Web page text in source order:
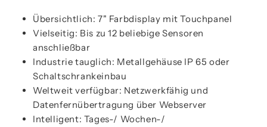
Übersichtlich: 7" Farbdisplay mit Touchpanel
Vielseitig: Bis zu 12 beliebige Sensoren
anschließbar
Industrie tauglich: Metallgehäuse IP 65 oder
Schaltschrankeinbau
Weltweit verfügbar: Netzwerkfähig und
Datenfernübertragung über Webserver
Intelligent: Tages-/ Wochen-/